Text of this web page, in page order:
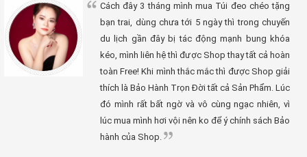
Cách đây 3 tháng mình mua Túi đeo chéo tặng
bạn trai, dùng chưa tới 5 ngày thì trong chuyến
du lịch gần đây bị tác động mạnh bung khóa
kéo, mình liên hệ thì được Shop thay tất cả hoàn
toàn Free! Khi mình thắc mắc thì được Shop giải
thích là Bảo Hành Trọn Đời tất cả Sản Phẩm. Lúc
đó mình rất bất ngờ và vô cùng ngạc nhiên, vì
lúc mua mình hơi vội nên ko để ý chính sách Bảo
hành của Shop.